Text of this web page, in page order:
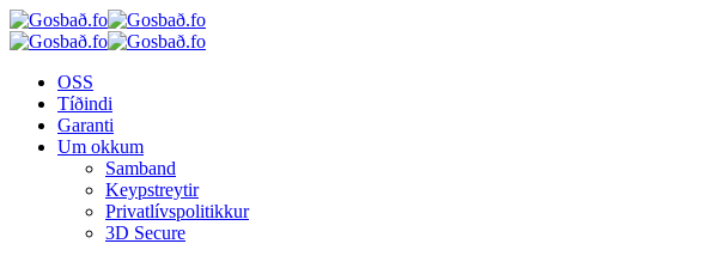
OSS
Tíðindi
Garanti
Um okkum
Samband
Keypstreytir
Privatlívspolitikkur
3D Secure